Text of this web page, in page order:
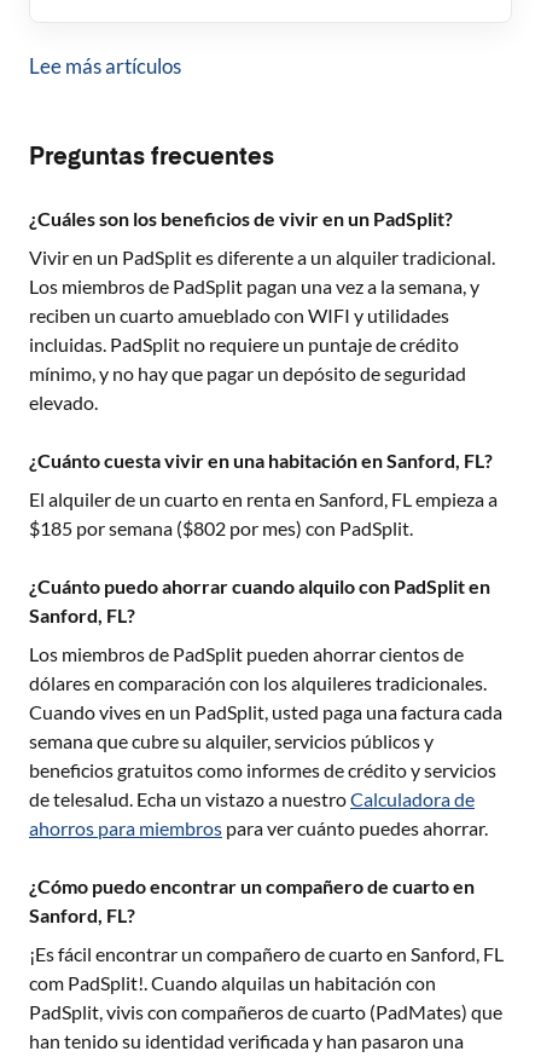
Lee más artículos
Preguntas frecuentes
¿Cuáles son los beneficios de vivir en un PadSplit?
Vivir en un PadSplit es diferente a un alquiler tradicional.
Los miembros de PadSplit pagan una vez a la semana, y
reciben un cuarto amueblado con WIFI y utilidades
incluidas. PadSplit no requiere un puntaje de crédito
mínimo, y no hay que pagar un depósito de seguridad
elevado.
¿Cuánto cuesta vivir en una habitación en Sanford, FL?
El alquiler de un cuarto en renta en Sanford, FLempieza a
$185 por semana ($802 por mes) con PadSplit.
¿Cuánto puedo ahorrar cuando alquilo con PadSplit en
Sanford, FL?
Los miembros de PadSplit pueden ahorrar cientos de
dólares en comparación con los alquileres tradicionales.
Cuando vives en un PadSplit, usted paga una factura cada
semana que cubre su alquiler, servicios públicos y
beneficios gratuitos como informes de crédito y servicios
de telesalud. Echa un vistazo a nuestroCalculadora de
ahorros para miembros para ver cuánto puedes ahorrar.
¿Cómo puedo encontrar un compañero de cuarto en
Sanford, FL?
¡Es fácil encontrar un compañero de cuarto en Sanford, FL
com PadSplit!. Cuando alquilas un habitación con
PadSplit, vivis con compañeros de cuarto (PadMates) que
han tenido su identidad verificada y han pasaron una